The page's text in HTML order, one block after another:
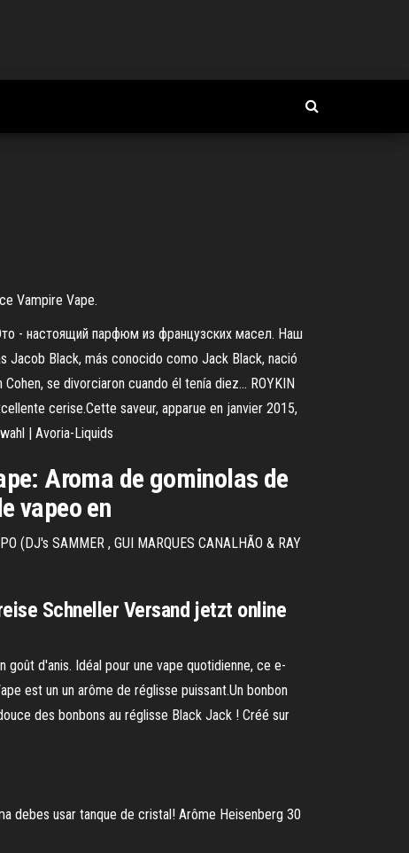
Vampire Vape.
- настоящий парфюм из французских масел. Наш
Jacob Black, más conocido como Jack Black, nació
se divorciaron cuando él tenía diez... ROYKIN
cerise.Cette saveur, apparue en janvier 2015,
| Avoria-Liquids
Aroma de gominolas de
vapeo en
(DJ's SAMMER , GUI MARQUES CANALHÃO & RAY
Schneller Versand jetzt online
d'anis. Idéal pour une vape quotidienne, ce e-
est un un arôme de réglisse puissant.Un bonbon
des bonbons au réglisse Black Jack ! Créé sur
debes usar tanque de cristal! Arôme Heisenberg 30